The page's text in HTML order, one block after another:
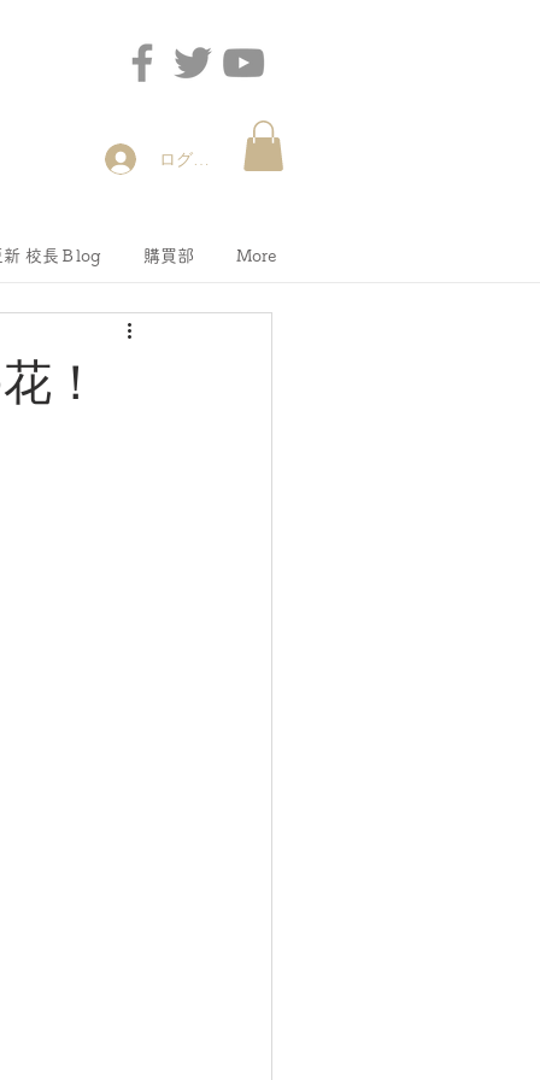
ログイン
新 校長Ｂlog 購買部 More
！